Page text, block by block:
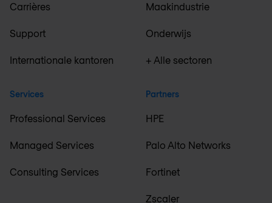
Carrières
Support
Internationale kantoren
Services
Professional Services
Managed Services
Consulting Services
Maakindustrie
Onderwijs
+ Alle sectoren
Partners
HPE
Palo Alto Networks
Fortinet
Zscaler